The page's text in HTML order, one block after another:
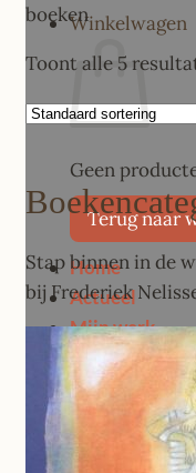
Winkelwagen
Geen
Terug naar
Home
Actueel
Mijn werk
Schepping
Nieuw
Stirb und
Natuur
Spiraal
boeken
Toont alle 5
Stap binnen in de
bij Frederiek